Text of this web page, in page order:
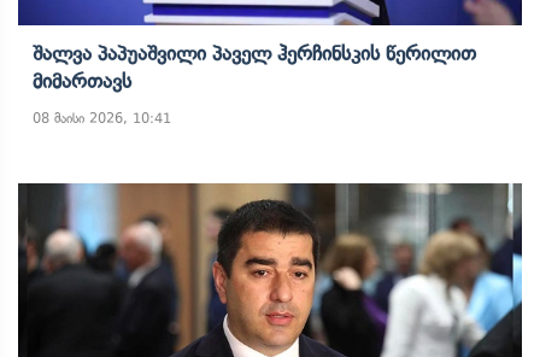
Შალვა Პაპუაშვილი Პაველ Ჰერჩინსკის Წერილით
Მიმართავს
08 მაისი 2026, 10:41